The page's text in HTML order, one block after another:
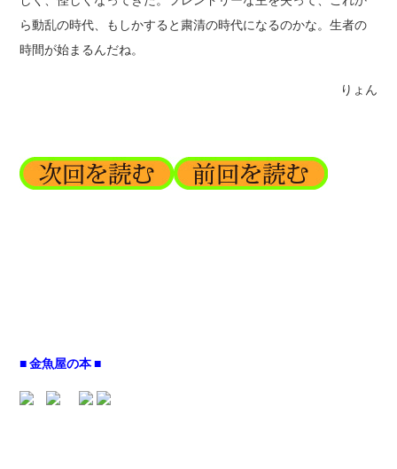
ら動乱の時代、もしかすると粛清の時代になるのかな。生者の
時間が始まるんだね。
りょん
■ 金魚屋の本 ■